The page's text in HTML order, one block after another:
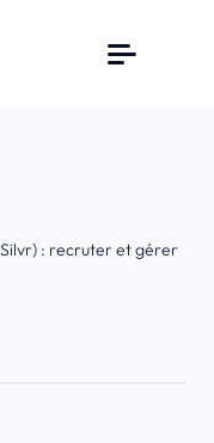
: recruter et gérer